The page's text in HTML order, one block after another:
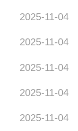
2025-11-04
2025-11-04
2025-11-04
2025-11-04
2025-11-04